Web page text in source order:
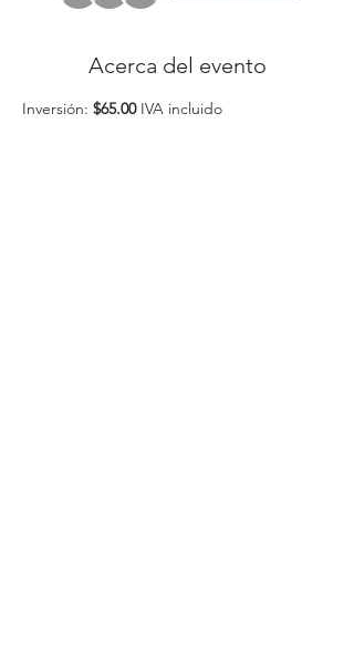
Acerca del evento
Inversión: $65.00 IVA incluido